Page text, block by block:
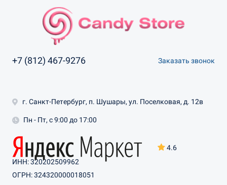
+7 (812) 467-9276 Заказать звонок
4.6
г. Санкт-Петербург, п. Шушары, ул. Поселковая, д. 12в
Пн - Пт, с 9:00 до 17:00
ИНН: 320202509962
ОГРН: 324320000018051